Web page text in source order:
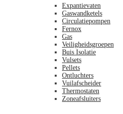
Expantievaten
Gaswandketels
Circulatiepompen
Fernox
Gas
Veiligheidsgroepen
Buis Isolatie
Vulsets
Pellets
Ontluchters
Vuilafscheider
Thermostaten
Zoneafsluiters